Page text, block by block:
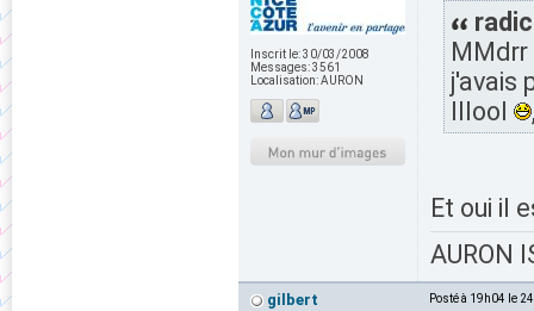
Inscrit le:30/03/2008
Messages:3561
Localisation:AURON
j'avais
lllool
Et oui il
AURON
gilbert Posté à 19h04 le